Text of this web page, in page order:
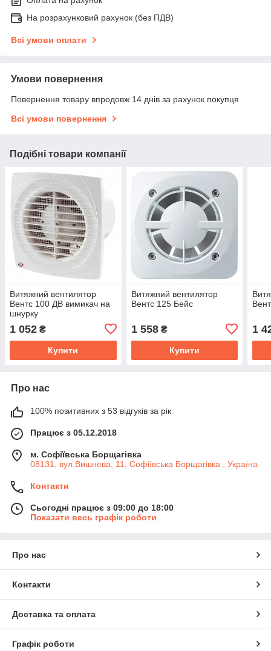
На розрахунковий рахунок (без ПДВ)
Всі умови оплати
Умови повернення
Повернення товару впродовж 14 днів за рахунок покупця
Всі умови повернення
Подібні товари компанії
Витяжний вентилятор
Вентс 100 ДВ вимикач на
шнурку
1 052 ₴
Купити
Витяжний вентилятор
Вентс 125 Бейс
1 558₴
Купити
1
Про нас
100% позитивних з 53 відгуків за рік
Працює з 05.12.2018
м. Софіївська Борщагівка
08131, вул.Вишнева, 11, Софіївська Борщагівка , Україна
Контакти
Сьогодні працює з 09:00 до 18:00
Показати весь графік роботи
Про нас
Контакти
Доставка та оплата
Графік роботи